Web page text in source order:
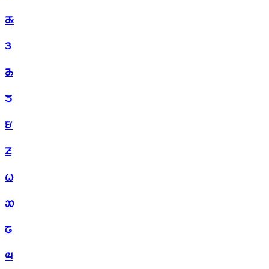
ᤊ
ᤋ
ᤌ
ᤍ
ᤎ
ᤏ
ᤐ
ᤑ
ᤒ
ᤓ